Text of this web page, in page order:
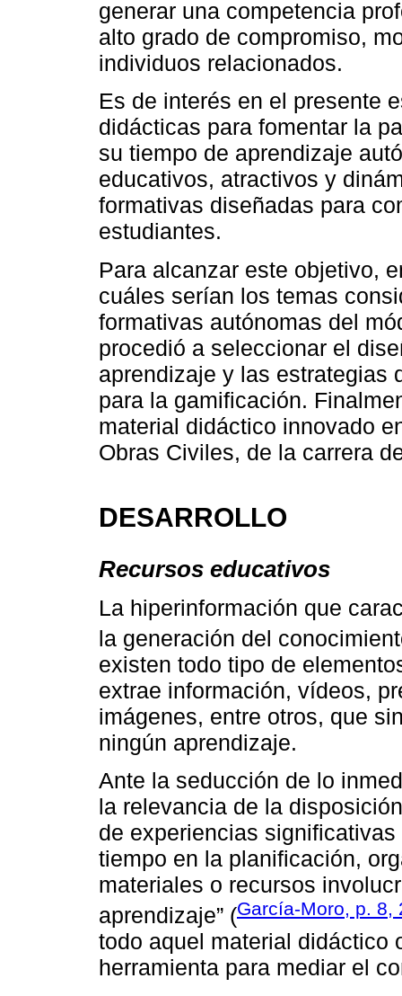
generar una competencia
alto grado de compromiso,
individuos relacionados.
Es de interés en el presente
didácticas para fomentar la
su tiempo de aprendizaje
educativos, atractivos y
formativas diseñadas para
estudiantes.
Para alcanzar este objetivo,
cuáles serían los temas
formativas autónomas del
procedió a seleccionar el
aprendizaje y las estrategias
para la gamificación.
material didáctico innovado
Obras Civiles, de la carrera
DESARROLLO
Recursos educativos
La hiperinformación que
la generación del
existen todo tipo de
extrae información, vídeos,
imágenes, entre otros, que
ningún aprendizaje.
Ante la seducción de lo
la relevancia de la
de experiencias
tiempo en la planificación,
materiales o recursos
aprendizaje” (García-Moro, p. 8,
todo aquel material didáctico
herramienta para mediar el